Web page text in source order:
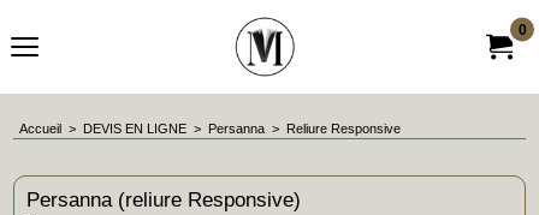
0
Accueil > DEVIS EN LIGNE > Persanna > Reliure Responsive
Persanna (reliure Responsive)